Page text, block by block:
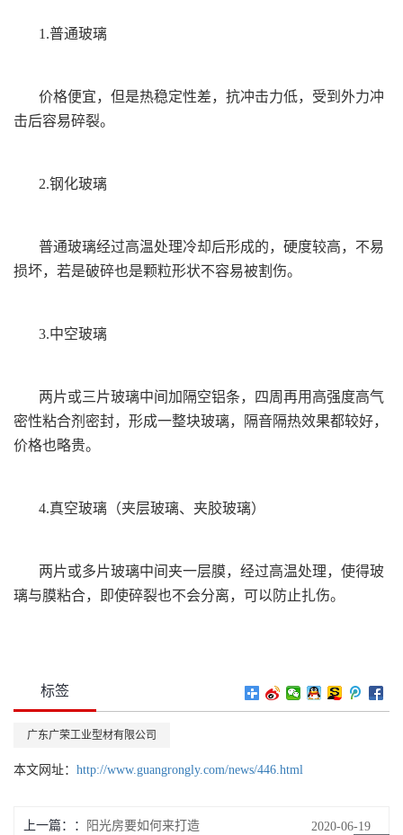
1.普通玻璃
价格便宜，但是热稳定性差，抗冲击力低，受到外力冲
击后容易碎裂。
2.钢化玻璃
普通玻璃经过高温处理冷却后形成的，硬度较高，不易
损坏，若是破碎也是颗粒形状不容易被割伤。
3.中空玻璃
两片或三片玻璃中间加隔空铝条，四周再用高强度高气
密性粘合剂密封，形成一整块玻璃，隔音隔热效果都较好，
价格也略贵。
4.真空玻璃（夹层玻璃、夹胶玻璃）
两片或多片玻璃中间夹一层膜，经过高温处理，使得玻
璃与膜粘合，即使碎裂也不会分离，可以防止扎伤。
标签
广东广荣工业型材有限公司
本文网址： http://www.guangrongly.com/news/446.html
上一篇： 阳光房要如何来打造 2020-06-19